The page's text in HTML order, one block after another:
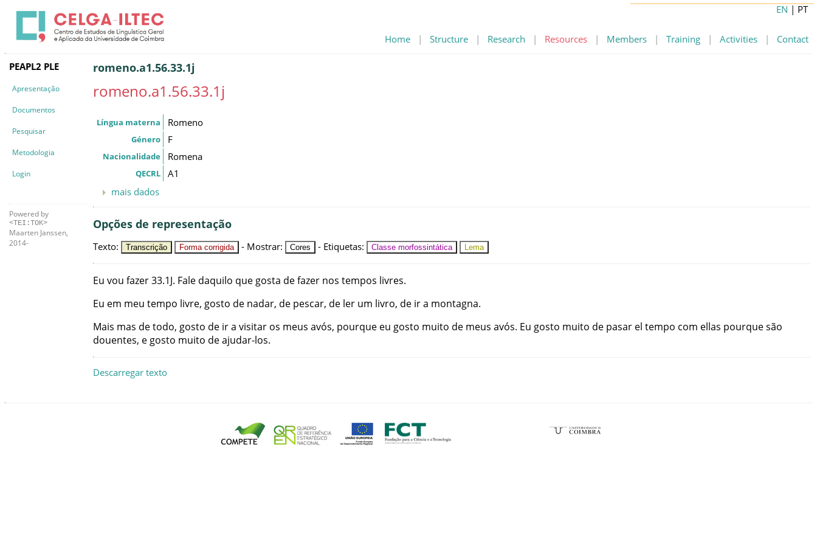
Home | Structure | Research | Resources | Members | Training | Activities | Contact
EN | PT
PEAPL2 PLE
Apresentação
Documentos
Pesquisar
Metodologia
Login
Powered by
<TEI:TOK>
Maarten Janssen,
2014-
romeno.a1.56.33.1j
romeno.a1.56.33.1j
Língua materna Romeno
Género F
Nacionalidade Romena
QECRL
A1
mais dados
Opções de representação
Texto: Transcrição Forma corrigida - Mostrar: Cores - Etiquetas: Classe morfossintática Lema
Eu vou fazer33.1J. Fale daquilo que gosta defazer nos tempos livres.
Eu em meu tempo livre, gosto de nadar, de pescar, de ler um livro, de ira montagna.
Mais mas detodo, gosto de ira visitar os meus avós, pourque eu gosto muito de meus avós. Eu gosto muito de pasar el tempo com ellas pourquesão
douentes, e gosto muito deajudar-los.
Descarregar texto